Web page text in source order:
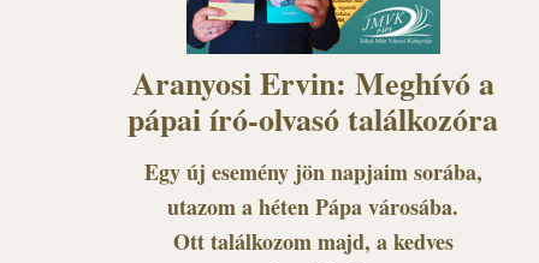
Aranyosi Ervin: Meghívó a
pápai író-olvasó találkozóra
Egy új esemény jön napjaim sorába,
utazom a héten Pápa városába.
Ott találkozom majd, a kedves